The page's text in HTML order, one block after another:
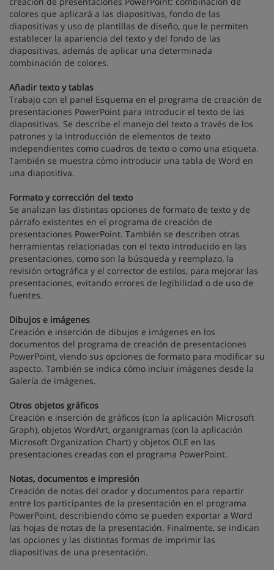
colores que aplicará a las diapositivas, fondo de las
diapositivas y uso de plantillas de diseño, que le permiten
establecer la apariencia del texto y del fondo de las
diapositivas, además de aplicar una determinada
combinación de colores.
Añadir texto y tablas
Trabajo con el panel Esquema en el programa de creación de
presentaciones PowerPoint para introducir el texto de las
diapositivas. Se describe el manejo del texto a través de los
patrones y la introducción de elementos de texto
independientes como cuadros de texto o como una etiqueta.
También se muestra cómo introducir una tabla de Word en
una diapositiva.
Formato y corrección del texto
Se analizan las distintas opciones de formato de texto y de
párrafo existentes en el programa de creación de
presentaciones PowerPoint. También se describen otras
herramientas relacionadas con el texto introducido en las
presentaciones, como son la búsqueda y reemplazo, la
revisión ortográfica y el corrector de estilos, para mejorar las
presentaciones, evitando errores de legibilidad o de uso de
fuentes.
Dibujos e imágenes
Creación e inserción de dibujos e imágenes en los
documentos del programa de creación de presentaciones
PowerPoint, viendo sus opciones de formato para modificar su
aspecto. También se indica cómo incluir imágenes desde la
Galería de imágenes.
Otros objetos gráficos
Creación e inserción de gráficos (con la aplicación Microsoft
Graph), objetos WordArt, organigramas (con la aplicación
Microsoft Organization Chart) y objetos OLE en las
presentaciones creadas con el programa PowerPoint.
Notas, documentos e impresión
Creación de notas del orador y documentos para repartir
entre los participantes de la presentación en el programa
PowerPoint, describiendo cómo se pueden exportar a Word
las hojas de notas de la presentación. Finalmente, se indican
las opciones y las distintas formas de imprimir las
diapositivas de una presentación.